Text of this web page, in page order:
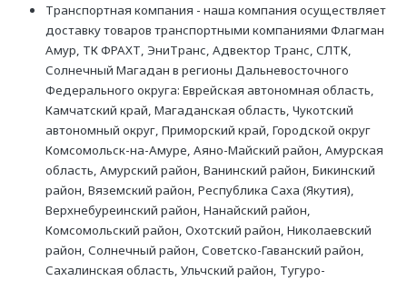
Транспортная компания - наша компания осуществляет
доставку товаров транспортными компаниями Флагман
Амур, ТК ФРАХТ, ЭниТранс, Адвектор Транс, СЛТК,
Солнечный Магадан в регионы Дальневосточного
Федерального округа: Еврейская автономная область,
Камчатский край, Магаданская область, Чукотский
автономный округ, Приморский край, Городской округ
Комсомольск-на-Амуре, Аяно-Майский район, Амурская
область, Амурский район, Ванинский район, Бикинский
район, Вяземский район, Республика Саха (Якутия),
Верхнебуреинский район, Нанайский район,
Комсомольский район, Охотский район, Николаевский
район, Солнечный район, Советско-Гаванский район,
Сахалинская область, Ульчский район, Тугуро-